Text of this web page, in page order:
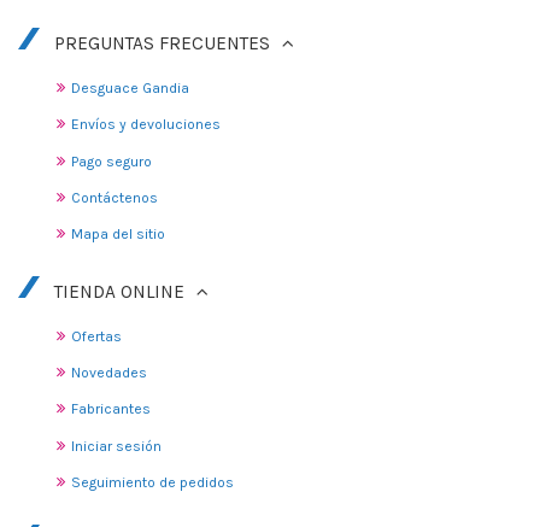
PREGUNTAS FRECUENTES
Desguace Gandia
Envíos y devoluciones
Pago seguro
Contáctenos
Mapa del sitio
TIENDA ONLINE
Ofertas
Novedades
Fabricantes
Iniciar sesión
Seguimiento de pedidos